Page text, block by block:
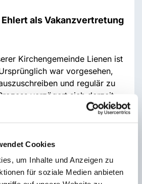
Cookies
um Inhalte und Anzeigen zu
für soziale Medien anbieten
als Vakanzvertretung
Kirchengemeinde Lienen ist
war vorgesehen,
und regulär zu
verzögert sich derzeit.
interne Entscheidung im
in Lienen übernehmen.
durch Pfarrer Ehlert ist für
weit mehr als eine